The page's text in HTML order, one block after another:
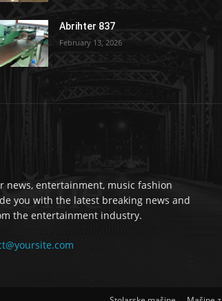
Abrihter 837
February 13, 2026
news, entertainment, music fashion
you with the latest breaking news and
the entertainment industry.